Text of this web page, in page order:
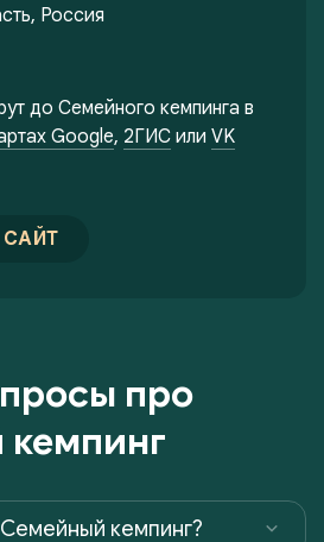
Россия
до Семейного кемпинга в
Google, 2ГИС или VK
САЙТ
про
Семейный кемпинг?